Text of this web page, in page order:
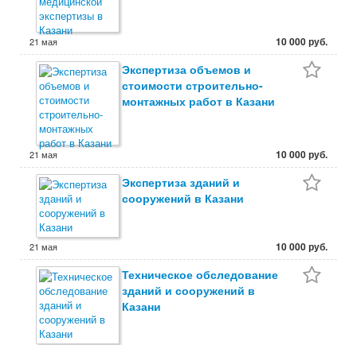
21 мая 10 000 руб.
Экспертиза объемов и
стоимости строительно-
монтажных работ в Казани
21 мая 10 000 руб.
Экспертиза зданий и
сооружений в Казани
21 мая 10 000 руб.
Техническое обследование
зданий и сооружений в
Казани